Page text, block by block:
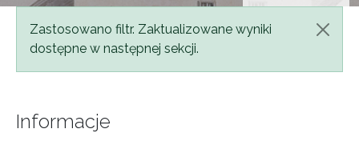
Komunikat
Zastosowano filtr. Zaktualizowane wyniki
dostępne w następnej sekcji.
Informacje